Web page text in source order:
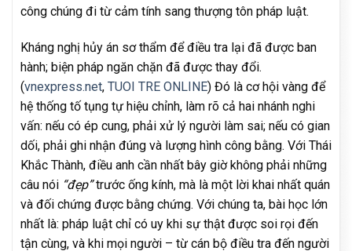
công chúng đi từ cảm tính sang thượng tôn pháp luật.
Kháng nghị hủy án sơ thẩm để điều tra lại đã được ban
hành; biện pháp ngăn chặn đã được thay đổi.
(vnexpress.net, TUOI TRE ONLINE) Đó là cơ hội vàng để
hệ thống tố tụng tự hiệu chỉnh, làm rõ cả hai nhánh nghi
vấn: nếu có ép cung, phải xử lý người làm sai; nếu có gian
dối, phải ghi nhận đúng và lượng hình công bằng. Với Thái
Khắc Thành, điều anh cần nhất bây giờ không phải những
câu nói “đẹp”trước ống kính, mà là một lời khai nhất quán
và đối chứng được bằng chứng. Với chúng ta, bài học lớn
nhất là: pháp luật chỉ có uy khi sự thật được soi rọi đến
tận cùng, và khi mọi người – từ cán bộ điều tra đến người